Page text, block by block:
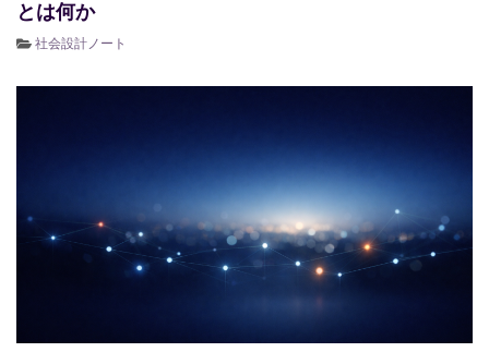
とは何か
社会設計ノート